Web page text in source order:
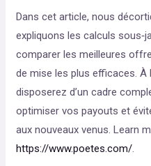
Dans cet article, nous
expliquons les calculs
comparer les meilleures
de mise les plus efficaces.
disposerez d’un cadre
optimiser vos payouts et
aux nouveaux venus. Learn
https://www.poetes.com/.